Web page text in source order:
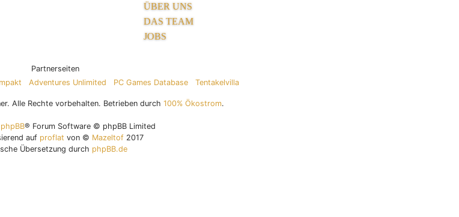
ÜBER UNS
DAS TEAM
JOBS
Partnerseiten
Adventures Unlimited PC Games Database Tentakelvilla
Alle Rechte vorbehalten. Betrieben durch 100% Ökostrom.
phpBB® Forum Software © phpBB Limited
auf proflat von © Mazeltof2017
Übersetzung durch phpBB.de